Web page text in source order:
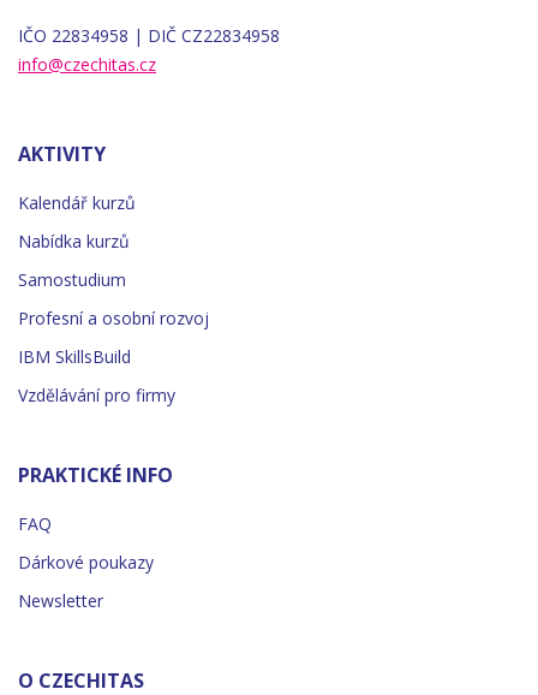
IČO 22834958 | DIČ CZ22834958
info@czechitas.cz
AKTIVITY
Kalendář kurzů
Nabídka kurzů
Samostudium
Profesní a osobní rozvoj
IBM SkillsBuild
Vzdělávání pro firmy
PRAKTICKÉ INFO
FAQ
Dárkové poukazy
Newsletter
O CZECHITAS